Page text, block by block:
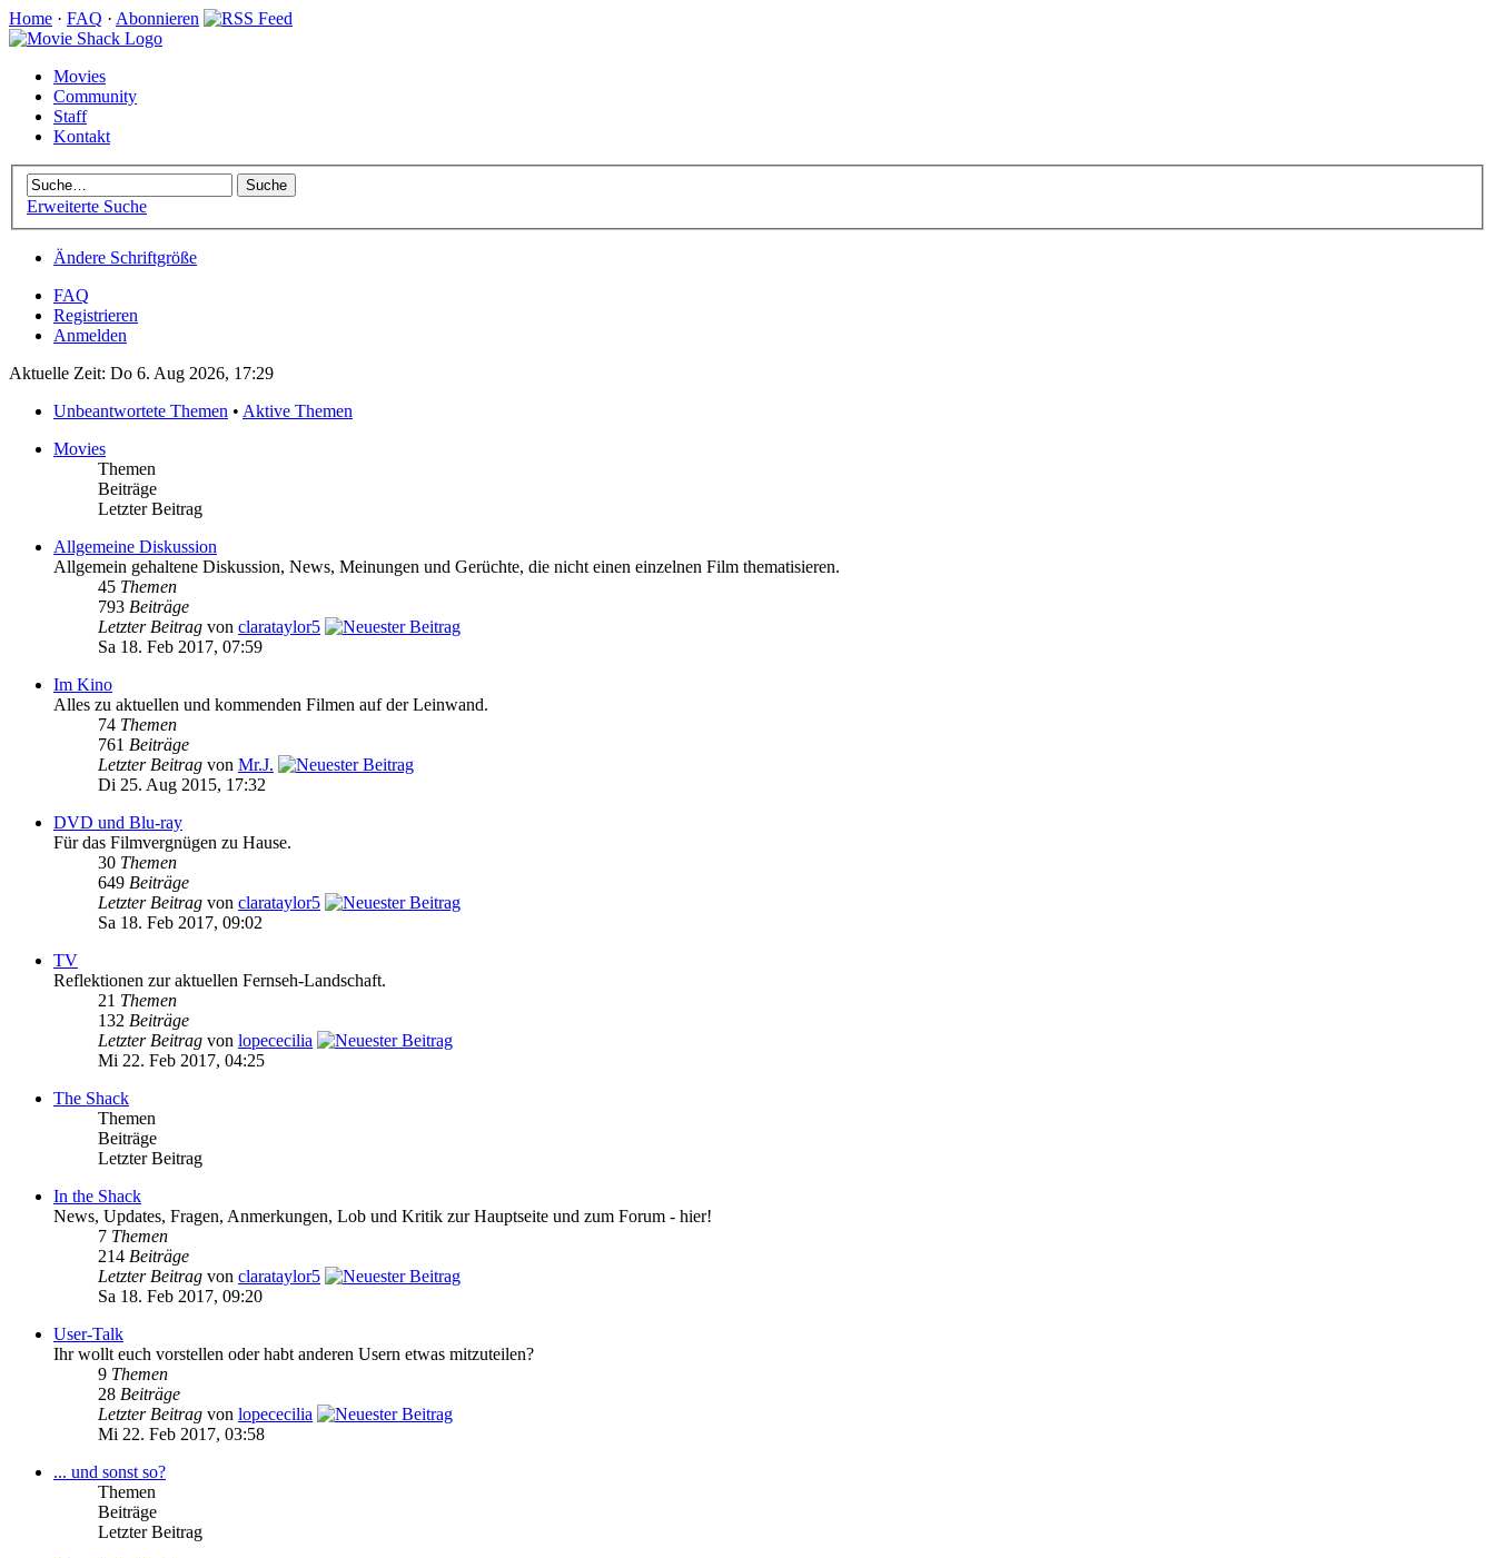
Home · FAQ · Abonnieren
Movies
Community
Staff
Kontakt
Erweiterte Suche
Ändere Schriftgröße
FAQ
Registrieren
Anmelden
Aktuelle Zeit: Do 6. Aug 2026, 17:29
Unbeantwortete Themen • Aktive Themen
Movies
Themen
Beiträge
Letzter Beitrag
Allgemeine Diskussion
Allgemein gehaltene Diskussion, News, Meinungen und Gerüchte, die nicht einen einzelnen Film thematisieren.
45 Themen
793 Beiträge
Letzter Beitrag von clarataylor5
Sa 18. Feb 2017, 07:59
Im Kino
Alles zu aktuellen und kommenden Filmen auf der Leinwand.
74 Themen
761 Beiträge
Letzter Beitrag von Mr.J.
Di 25. Aug 2015, 17:32
DVD und Blu-ray
Für das Filmvergnügen zu Hause.
30 Themen
649 Beiträge
Letzter Beitrag von clarataylor5
Sa 18. Feb 2017, 09:02
TV
Reflektionen zur aktuellen Fernseh-Landschaft.
21 Themen
132 Beiträge
Letzter Beitrag von lopececilia
Mi 22. Feb 2017, 04:25
The Shack
Themen
Beiträge
Letzter Beitrag
In the Shack
News, Updates, Fragen, Anmerkungen, Lob und Kritik zur Hauptseite und zum Forum - hier!
7 Themen
214 Beiträge
Letzter Beitrag von clarataylor5
Sa 18. Feb 2017, 09:20
User-Talk
Ihr wollt euch vorstellen oder habt anderen Usern etwas mitzuteilen?
9 Themen
28 Beiträge
Letzter Beitrag von lopececilia
Mi 22. Feb 2017, 03:58
... und sonst so?
Themen
Beiträge
Letzter Beitrag